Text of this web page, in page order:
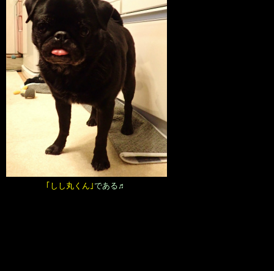
｢しし丸くん｣である♬